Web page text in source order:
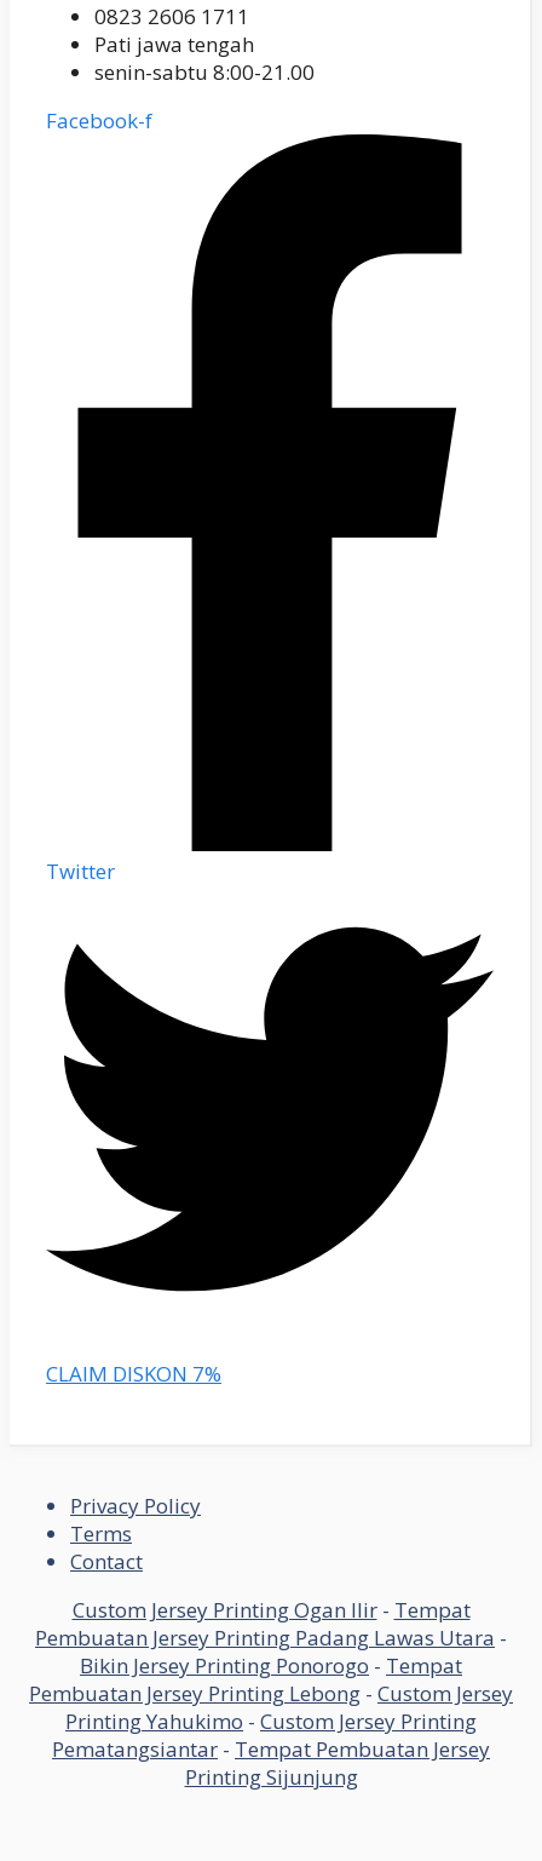
0823 2606 1711
Pati jawa tengah
senin-sabtu 8:00-21.00
Facebook-f
Twitter
CLAIM DISKON 7%
Privacy Policy
Terms
Contact
Custom Jersey Printing Ogan Ilir- Tempat
Pembuatan Jersey Printing Padang Lawas Utara -
Bikin Jersey Printing Ponorogo - Tempat
Pembuatan Jersey Printing Lebong - Custom Jersey
Printing Yahukimo - Custom Jersey Printing
Pematangsiantar - Tempat Pembuatan Jersey
Printing Sijunjung